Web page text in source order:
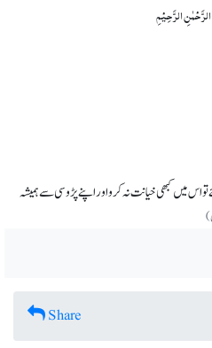
الرَّحِیۡمِ
اس میں کبھی خیانت نہ کرو اور اپنے پڑوسی سے ہمیشہ
Share